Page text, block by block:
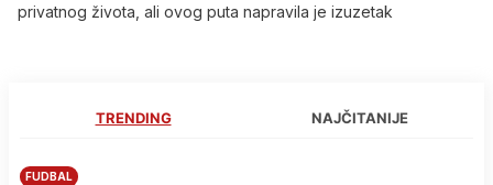
privatnog života, ali ovog puta napravila je izuzetak
TRENDING NAJČITANIJE
FUDBAL